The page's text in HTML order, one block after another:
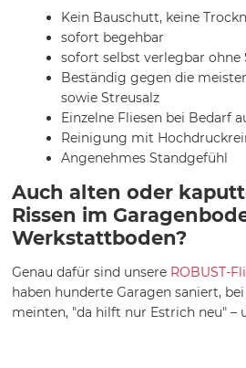
Kein Bauschutt, keine
sofort begehbar
sofort selbst verlegbar ohne
Beständig gegen die
sowie Streusalz
Einzelne Fliesen bei Bedarf
Reinigung mit
Angenehmes Standgefühl
Auch alten oder
Rissen im
Werkstattboden?
Genau dafür sind unsere ROBUST-
haben hunderte Garagen saniert,
meinten, "da hilft nur Estrich neu" –